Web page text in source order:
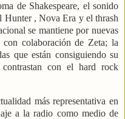
de Shakespeare, el sonido
Hunter , Nova Era y el thrash
se mantiene por nuevas
colaboración de Zeta; la
que están consiguiendo su
con el hard rock
más representativa en
a la radio como medio de